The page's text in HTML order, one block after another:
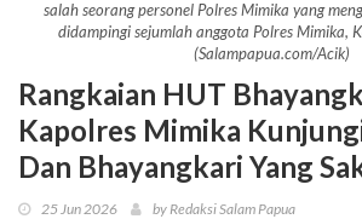
salah seorang personel Polres Mimika yang
didampingi sejumlah anggota Polres
(Salampapua.com/Acik)
Rangkaian HUT
Kapolres Mimika
Dan Bhayangkari Yang
25 Jun 2026 by Redaksi Salam Papua